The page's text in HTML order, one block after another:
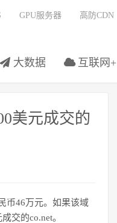
大数据 互联网+
GPU服务器 高防CDN
美元成交的
币46万元。如果该域
交的co.net。